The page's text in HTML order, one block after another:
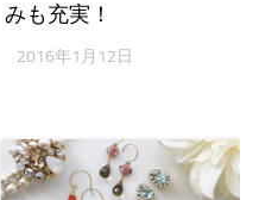
みも充実！
2016年1月12日